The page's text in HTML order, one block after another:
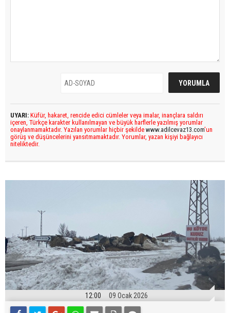
UYARI: Küfür, hakaret, rencide edici cümleler veya imalar, inançlara saldırı
içeren, Türkçe karakter kullanılmayan ve büyük harflerle yazılmış yorumlar
onaylanmamaktadır. Yazılan yorumlar hiçbir şekilde www.adilcevaz13.com’un
görüş ve düşüncelerini yansıtmamaktadır. Yorumlar, yazan kişiyi bağlayıcı
niteliktedir.
12:00 09 Ocak 2026